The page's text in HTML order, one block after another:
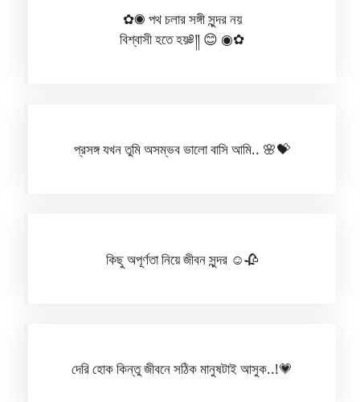
✿◉ পথ চলার সঙ্গী সুন্দর নয়
বিশ্বাসী হতে হয়༅༎ 😊 ◉✿
প্রসঙ্গ যখন তুমি অসম্ভব ভালো বাসি আমি.. 🌸💝
কিছু অপূর্ণতা নিয়ে জীবন সুন্দর ☺️🥀
দেরি হোক কিন্তু জীবনে সঠিক মানুষটাই আসুক..!💗